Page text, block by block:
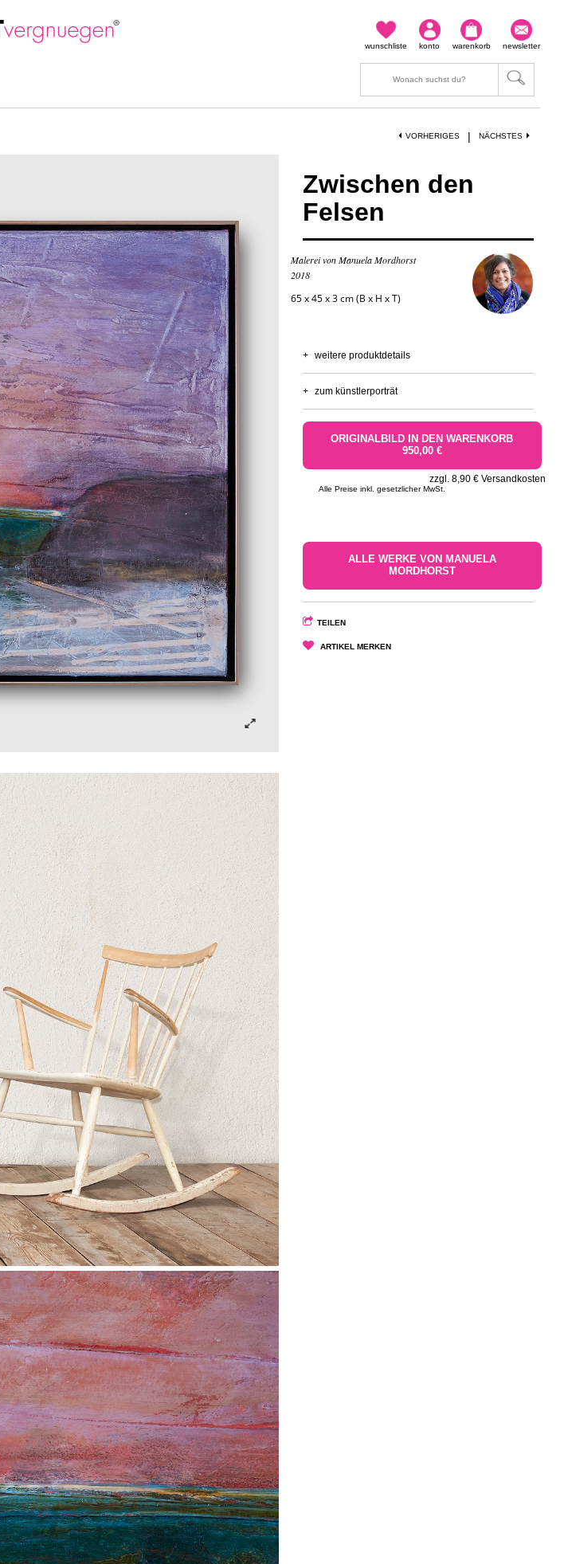
newsletter
warenkorb
konto
wunschliste
NÄCHSTES
|
VORHERIGES
Zwischen den
Felsen
Malerei von Manuela Mordhorst
2018
65 x 45 x 3 cm (B x H x T)
+ weitere produktdetails
+ zum künstlerporträt
ORIGINALBILD IN DEN WARENKORB
950,00 €
zzgl. 8,90 € Versandkosten
Alle Preise inkl. gesetzlicher MwSt.
ALLE WERKE VON MANUELA
MORDHORST
TEILEN
ARTIKEL MERKEN